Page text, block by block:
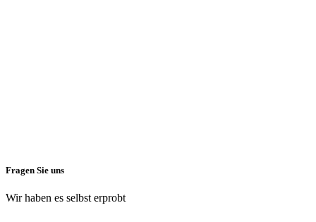
Fragen Sie uns
Wir haben es selbst erprobt